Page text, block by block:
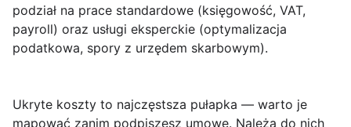
podział na prace standardowe (księgowość, VAT,
payroll) oraz usługi eksperckie (optymalizacja
podatkowa, spory z urzędem skarbowym).
Ukryte koszty to najczęstsza pułapka — warto je
mapować zanim podpiszesz umowę. Należą do nich